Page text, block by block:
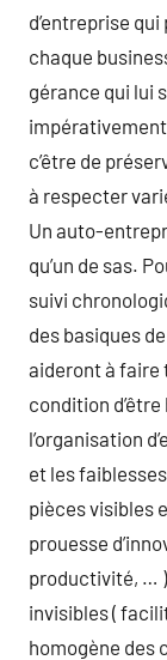
d’entreprise
chaque
gérance qui lui
impérativement
c’être de
à respecter
Un auto-
qu’un de sas.
suivi
des basiques
aideront à faire
condition
l’organisation
et les
pièces visibles
prouesse
productivité, …
invisibles (
homogène des